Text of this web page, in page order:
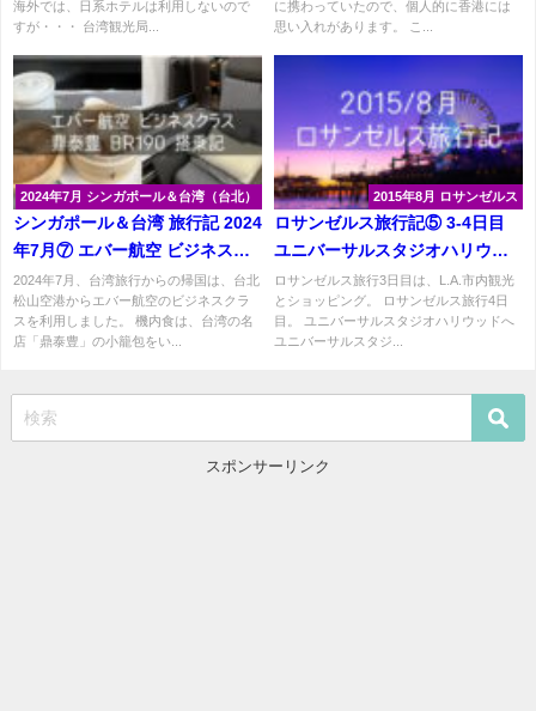
海外では、日系ホテルは利用しないので
すが・・・ 台湾観光局...
に携わっていたので、個人的に香港には
思い入れがあります。 こ...
2024年7月 シンガポール＆台湾（台北）
シンガポール＆台湾 旅行記 2024
年7月⑦ エバー航空 ビジネスク
ラス 鼎泰豊 BR190 搭乗記
2024年7月、台湾旅行からの帰国は、台北
松山空港からエバー航空のビジネスクラ
スを利用しました。 機内食は、台湾の名
店「鼎泰豊」の小籠包をい...
2015年8月 ロサンゼルス
ロサンゼルス旅行記⑤ 3-4日目
ユニバーサルスタジオハリウッ
ド FRONT of LINE
ロサンゼルス旅行3日目は、L.A.市内観光
とショッピング。 ロサンゼルス旅行4日
目。 ユニバーサルスタジオハリウッドへ
ユニバーサルスタジ...
スポンサーリンク